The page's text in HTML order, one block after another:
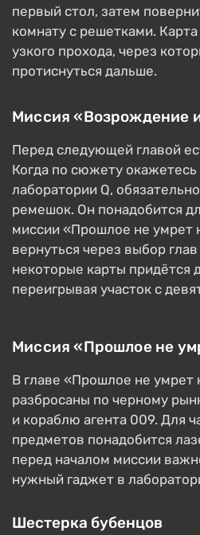
первый стол, затем
комнату с решетками.
узкого прохода, через
протиснуться дальше.
Миссия «Возрождение
Перед следующей главой
Когда по сюжету окажетесь
лаборатории Q,
ремешок. Он понадобится
миссии «Прошлое не умрет
вернуться через выбор
некоторые карты придётся
переигрывая участок с
Миссия «Прошлое не
В главе «Прошлое не умрет
разбросаны по черному
и кораблю агента 009. Для
предметов понадобится
перед началом миссии
нужный гаджет в
Шестерка бубенцов